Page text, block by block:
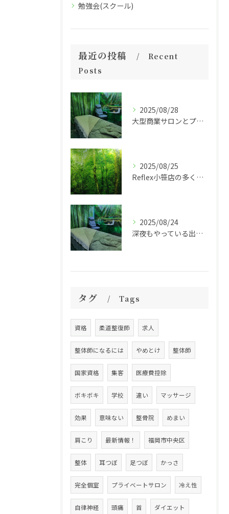
勉強会(スクール)
最近の投稿
Recent
Posts
2025/08/28
大型商業サロンとプライベートサロンの違い
2025/08/25
Reflex小笹店の多くのメニューやクーポン 最新情報！
2025/08/24
深夜もやっている出張整体リラクゼーション！ご自宅までお伺いします。
タグ Tags
資格 柔道整復師 求人
整体師になるには やめとけ 整体師
国家資格 集客 医療費控除
ボキボキ 学校 違い マッサージ
効果 意味ない 整骨院 めまい
肩こり 最新情報！ 福岡市中央区
整体 耳つぼ 足つぼ かっさ
完全個室 プライベートサロン 冷え性
自律神経 頭痛 首 ダイエット